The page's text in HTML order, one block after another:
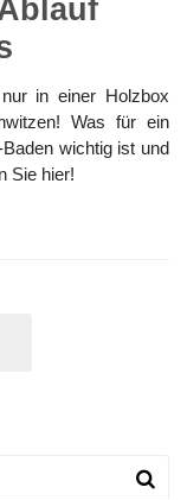
in einer Holzbox
Was für ein
wichtig ist und
Sie hier!